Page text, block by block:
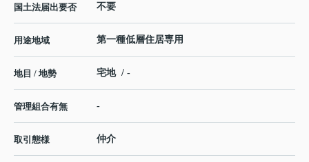
国土法届出要否 不要
用途地域 第一種低層住居専用
地目 / 地勢 宅地 / -
管理組合有無 -
取引態様 仲介